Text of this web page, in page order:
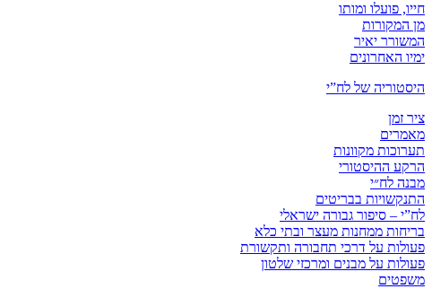
חייו, פועלו ומותו
מן המקורות
המשורר יאיר
ימיו האחרונים
היסטוריה של לח”י
ציר זמן
מאמרים
תערוכות מקוונות
הרקע ההיסטורי
מבנה לח״י
התנקשויות בבריטים
לח”י – סיפור גבורה ישראלי
בריחות ממחנות מעצר ובתי כלא
פעולות על דרכי תחבורה ותקשורת
פעולות על מבנים ומרכזי שלטון
משפטים